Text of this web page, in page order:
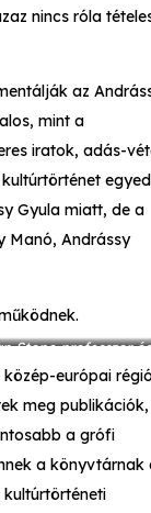
nincs róla
az
mint a
iratok, adás-
Gyula miatt, de a
Manó, Andrássy
Stone professzor
európai
meg
a grófi
a könyvtárnak